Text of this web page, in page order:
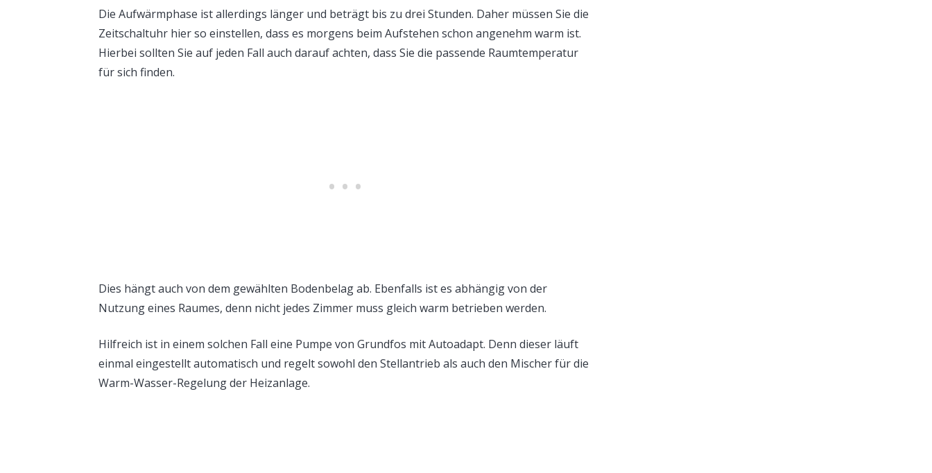
Die Aufwärmphase ist allerdings länger und beträgt bis zu drei Stunden. Daher müssen Sie die
Zeitschaltuhr hier so einstellen, dass es morgens beim Aufstehen schon angenehm warm ist.
Hierbei sollten Sie auf jeden Fall auch darauf achten, dass Sie die passende Raumtemperatur
für sich finden.
Dies hängt auch von dem gewählten Bodenbelag ab. Ebenfalls ist es abhängig von der
Nutzung eines Raumes, denn nicht jedes Zimmer muss gleich warm betrieben werden.
Hilfreich ist in einem solchen Fall eine Pumpe von Grundfos mit Autoadapt. Denn dieser läuft
einmal eingestellt automatisch und regelt sowohl den Stellantrieb als auch den Mischer für die
Warm-Wasser-Regelung der Heizanlage.